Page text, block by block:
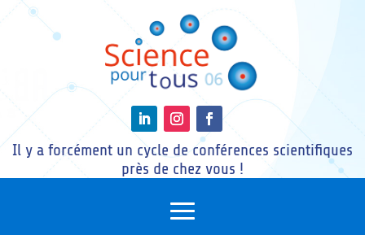
Il y a forcément un cycle de conférences scientifiques
près de chez vous !